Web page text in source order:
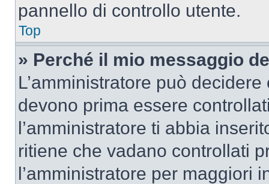
pannello di controllo utente.
Top
» Perché il mio messaggio
L’amministratore può
devono prima essere
l’amministratore ti abbia
ritiene che vadano controllati
l’amministratore per maggiori